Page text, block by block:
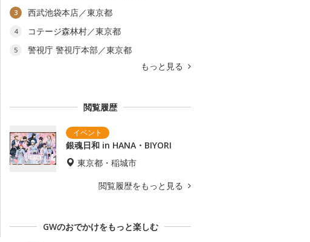
3 西武池袋本店／東京都
4 コテージ森林村／東京都
5
警視庁 警視庁本部／東京都
もっと見る
閲覧履歴
銀魂日和 in HANA・BIYORI
東京都・稲城市
閲覧履歴をもっと見る
GWのおでかけをもっと楽しむ